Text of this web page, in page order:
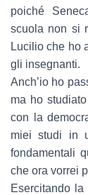
poiché
scuola non si
Lucilio che ho
gli insegnanti.
Anch’io ho
ma ho
con la
miei studi in
fondamentali
che ora vorrei
Esercitando